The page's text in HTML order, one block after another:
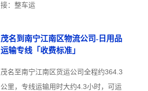
接：整车运
茂名到南宁江南区物流公司-日用品
运输专线「收费标准」
茂名至南宁江南区货运公司全程约364.3
公里，专线运输用时大约4.3小时，可运